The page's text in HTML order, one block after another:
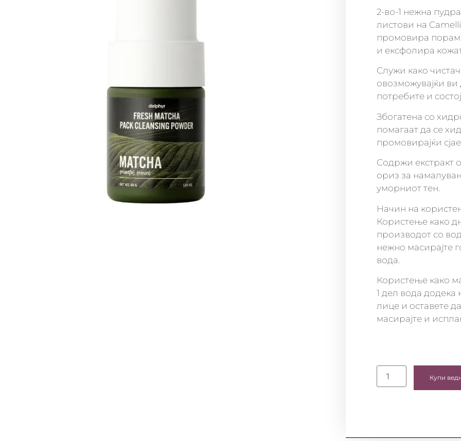
2-во-1 нежна
листови на
промовира
и ексфолира
Служи како
овозможувајќи
потребите и
Збогатена со
помагаат да се
промовирајќи
Содржи екстракт
ориз за
уморниот тен.
Начин на
Користење како
производот со
нежно масирајте
вода.
Користење како
1 дел вода додека
лице и оставете
масирајте и
Купи